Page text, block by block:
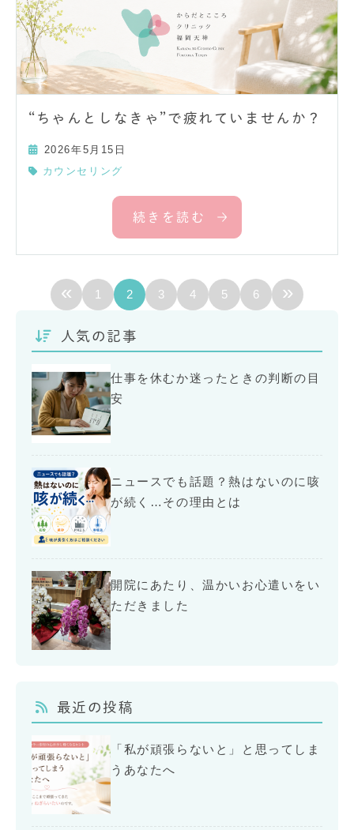
“ちゃんとしなきゃ”で疲れていませんか？
2026年5月15日
カウンセリング
続きを読む
« 1 2 3 4 5 6 »
人気の記事
仕事を休むか迷ったときの判断の目
安
ニュースでも話題？熱はないのに咳
が続く…その理由とは
開院にあたり、温かいお心遣いをい
ただきました
最近の投稿
「私が頑張らないと」と思ってしま
うあなたへ